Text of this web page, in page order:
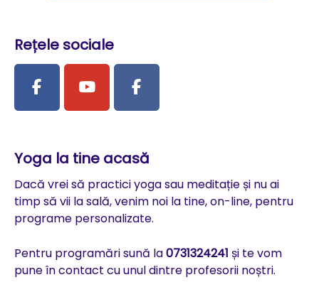
Rețele sociale
Yoga la tine acasă
Dacă vrei să practici yoga sau meditație și nu ai
timp să vii la sală, venim noi la tine, on-line, pentru
programe personalizate.
Pentru programări sună la0731324241 și te vom
pune în contact cu unul dintre profesorii noștri.